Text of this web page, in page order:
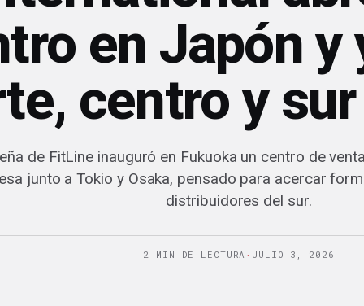
en Japón y
centro y
de FitLine inauguró en Fukuoka un centro de
junto a Tokio y Osaka, pensado para acercar
distribuidores del sur.
2 MIN DE LECTURA · JULIO 3, 2026